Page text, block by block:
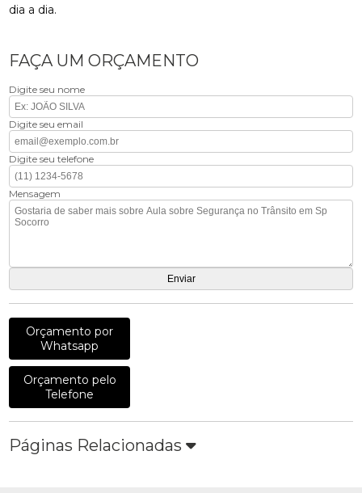
dia a dia.
FAÇA UM ORÇAMENTO
Digite seu nome
Digite seu email
Digite seu telefone
Mensagem
Orçamento por
Whatsapp
Orçamento pelo
Telefone
Páginas Relacionadas